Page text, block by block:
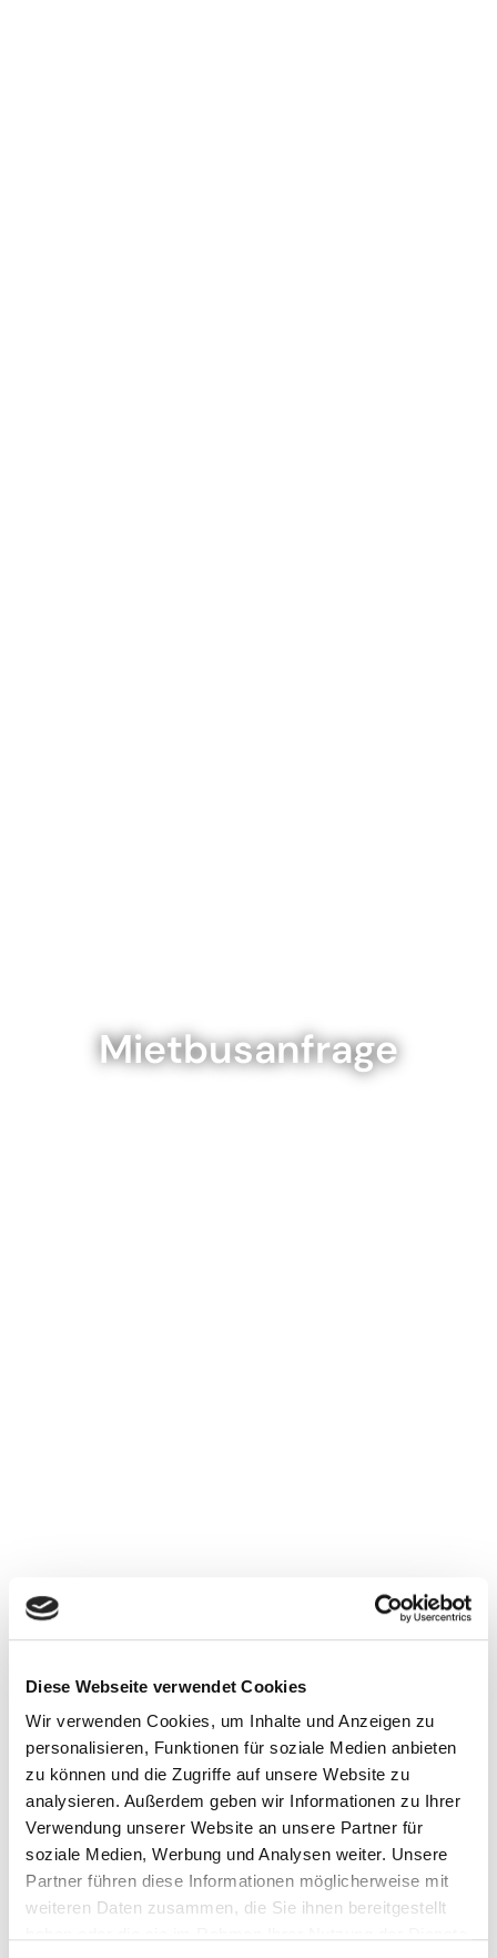
Diese Webseite verwendet Cookies
Wir verwenden Cookies, um Inhalte und Anzeigen zu
personalisieren, Funktionen für soziale Medien anbieten
zu können und die Zugriffe auf unsere Website zu
analysieren. Außerdem geben wir Informationen zu Ihrer
Verwendung unserer Website an unsere Partner für
soziale Medien, Werbung und Analysen weiter. Unsere
Partner führen diese Informationen möglicherweise mit
weiteren Daten zusammen, die Sie ihnen bereitgestellt
Mietbusanfrage